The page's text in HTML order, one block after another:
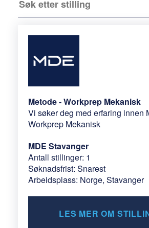
Metode - Workprep Mekanisk
Vi søker deg med erfaring innen
Workprep Mekanisk
MDE Stavanger
Antall stillinger: 1
Søknadsfrist: Snarest
Arbeidsplass: Norge, Stavanger
LES MER OM